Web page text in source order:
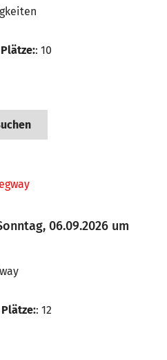
: 10
06.09.2026 um
: 12